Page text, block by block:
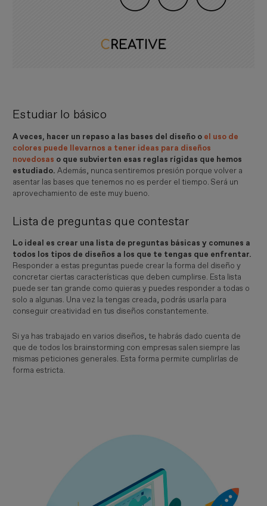
Estudiar lo básico
A veces, hacer un repaso a las bases del diseño o el uso de
colores puede llevarnos a tener ideas para diseños
novedosas o que subvierten esas reglas rígidas que hemos
estudiado. Además, nunca sentiremos presión porque volver a
asentar las bases que tenemos no es perder el tiempo. Será un
aprovechamiento de este muy bueno.
Lista de preguntas que contestar
Lo ideal es crear una lista de preguntas básicas y comunes a
todos los tipos de diseños a los que te tengas que enfrentar.
Responder a estas preguntas puede crear la forma del diseño y
concretar ciertas características que deben cumplirse. Esta lista
puede ser tan grande como quieras y puedes responder a todas o
solo a algunas. Una vez la tengas creada, podrás usarla para
conseguir creatividad en tus diseños constantemente.
Si ya has trabajado en varios diseños, te habrás dado cuenta de
que de todos los brainstorming con empresas salen siempre las
mismas peticiones generales. Esta forma permite cumplirlas de
forma estricta.